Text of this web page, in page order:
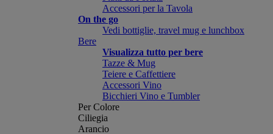
Accessori per la Tavola
On the go
Vedi bottiglie, travel mug e lunchbox
Bere
Visualizza tutto per bere
Tazze & Mug
Teiere e Caffettiere
Accessori Vino
Bicchieri Vino e Tumbler
Per Colore
Ciliegia
Arancio